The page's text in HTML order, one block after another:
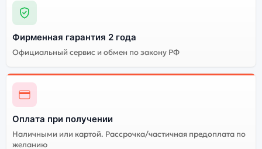
Фирменная гарантия 2 года
Официальный сервис и обмен по закону РФ
Оплата при получении
Наличными или картой. Рассрочка/частичная предоплата по
желанию